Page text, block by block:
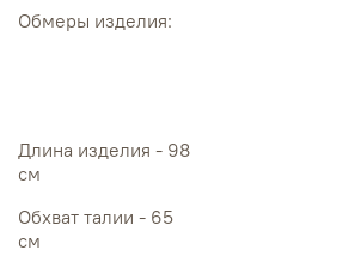
Обмеры изделия:
Длина изделия - 98
см
Обхват талии - 65
см